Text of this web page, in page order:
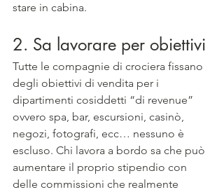
stare in cabina.
2. Sa lavorare per obiettivi
Tutte le compagnie di crociera fissano
degli obiettivi di vendita per i
dipartimenti cosiddetti “di revenue”
ovvero spa, bar, escursioni, casinò,
negozi, fotografi, ecc… nessuno è
escluso. Chi lavora a bordo sa che può
aumentare il proprio stipendio con
delle commissioni che realmente